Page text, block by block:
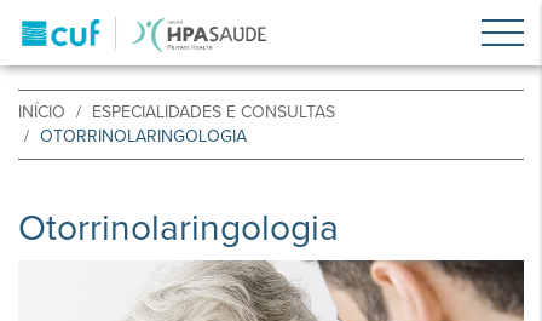
INÍCIO
ESPECIALIDADES E CONSULTAS
OTORRINOLARINGOLOGIA
Otorrinolaringologia